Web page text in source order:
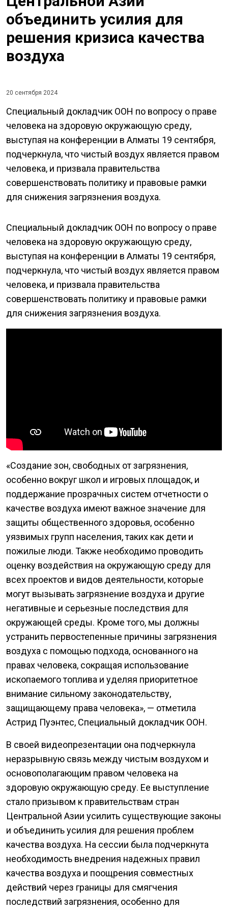
объединить усилия для
решения кризиса качества
воздуха
20 сентября 2024
Специальный докладчик ООН по вопросу о праве
человека на здоровую окружающую среду,
выступая на конференции в Алматы 19 сентября,
подчеркнула, что чистый воздух является правом
человека, и призвала правительства
совершенствовать политику и правовые рамки
для снижения загрязнения воздуха.
Специальный докладчик ООН по вопросу о праве
человека на здоровую окружающую среду,
выступая на конференции в Алматы 19 сентября,
подчеркнула, что чистый воздух является правом
человека, и призвала правительства
совершенствовать политику и правовые рамки
для снижения загрязнения воздуха.
«Создание зон, свободных от загрязнения,
особенно вокруг школ и игровых площадок, и
поддержание прозрачных систем отчетности о
качестве воздуха имеют важное значение для
защиты общественного здоровья, особенно
уязвимых групп населения, таких как дети и
пожилые люди. Также необходимо проводить
оценку воздействия на окружающую среду для
всех проектов и видов деятельности, которые
могут вызывать загрязнение воздуха и другие
негативные и серьезные последствия для
окружающей среды. Кроме того, мы должны
устранить первостепенные причины загрязнения
воздуха с помощью подхода, основанного на
правах человека, сокращая использование
ископаемого топлива и уделяя приоритетное
внимание сильному законодательству,
защищающему права человека», — отметила
Астрид Пуэнтес, Специальный докладчик ООН.
В своей видеопрезентации она подчеркнула
неразрывную связь между чистым воздухом и
основополагающим правом человека на
здоровую окружающую среду. Ее выступление
стало призывом к правительствам стран
Центральной Азии усилить существующие законы
и объединить усилия для решения проблем
качества воздуха. На сессии была подчеркнута
необходимость внедрения надежных правил
качества воздуха и поощрения совместных
действий через границы для смягчения
последствий загрязнения, особенно для